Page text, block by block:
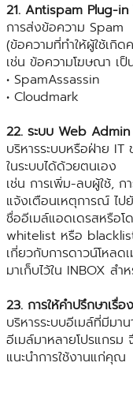
21. Antispam Plug-in
การส่งข้อความ Spam
(ข้อความที่ทำให้ผู้ใช้เกิ
เช่น ข้อความโฆษณา เ
• SpamAssassin
• Cloudmark
22. ระบบ Web Admin
บริหารระบบหรือฝ่าย
ในระบบได้ด้วยตนเอง
เช่น การเพิ่ม-ลบผู้ใช้, ก
แจ้งเตือนเหตุการณ์ ไป
ชื่ออีเมล์แอดเดรสหรือโ
whitelist หรือ
เกี่ยวกับการดาวน์โหลด
มาเก็บไว้ใน INBOX ส
23. การให้คำปรึกษาเรื่อ
บริหารระบบอีเมล์ที่มีมา
อีเมล์มาหลายโปรแกรม จึ
แนะนำการใช้งานแก่คุณ